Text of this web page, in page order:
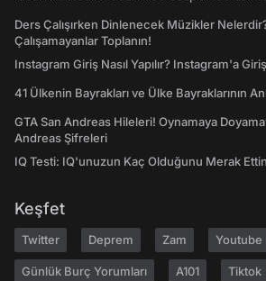
Ders Çalışırken Dinlenecek Müzikler
Çalışamayanlar Toplanın!
Instagram Giriş Nasıl Yapılır? Instagram'a
41 Ülkenin Bayrakları ve Ülke Bayraklarının
GTA San Andreas Hileleri! Oynamaya
Andreas Şifreleri
IQ Testi: IQ'unuzun Kaç Olduğunu Merak
Keşfet
Twitter Deprem Zam Youtube
Günlük Burç Yorumları A101 Tiktok